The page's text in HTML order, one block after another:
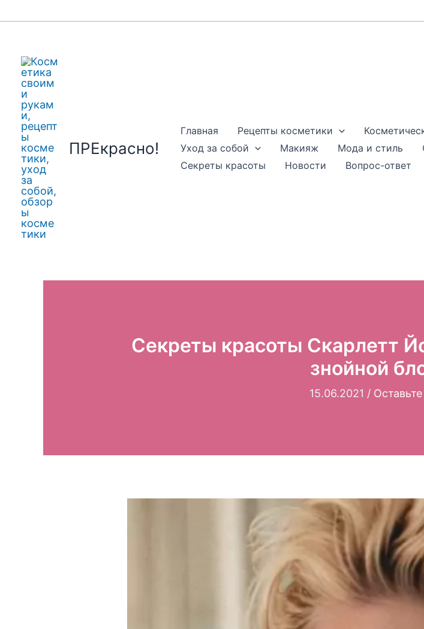
к
ПРЕкрасно!
Главная Рецепты косметики
Уход за собой
Макияж Мода и стиль
Секреты красоты
Новости Вопрос-ответ
Секреты красоты Скарлетт
знойной
15.06.2021 /